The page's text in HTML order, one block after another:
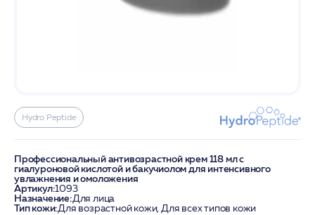
Hydro Peptide
Профессиональный антивозрастной крем 118 мл с
гиалуроновой кислотой и бакучиолом для интенсивного
увлажнения и омоложения
Артикул:1093
Назначение:Для лица
Тип кожи:Для возрастной кожи, Для всех типов кожи